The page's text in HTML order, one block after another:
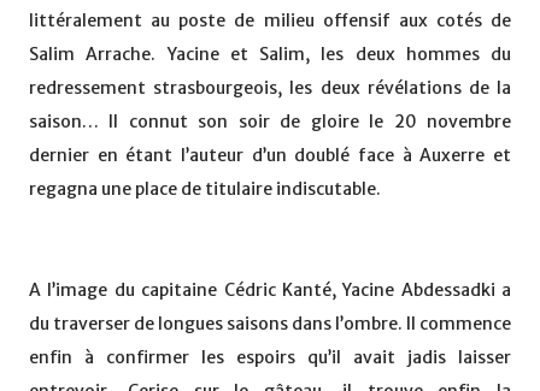
littéralement au poste de milieu offensif aux cotés de
Salim Arrache. Yacine et Salim, les deux hommes du
redressement strasbourgeois, les deux révélations de la
saison… Il connut son soir de gloire le 20 novembre
dernier en étant l’auteur d’un doublé face à Auxerre et
regagna une place de titulaire indiscutable.
A l’image du capitaine Cédric Kanté, Yacine Abdessadki a
du traverser de longues saisons dans l’ombre. Il commence
enfin à confirmer les espoirs qu’il avait jadis laisser